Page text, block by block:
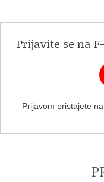
Prijavite se na
Prijavom pristajete na